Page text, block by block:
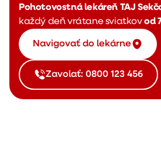
Pohotovostná lekáreň TAJ
každý deň vrátane sviatkovod
Navigovať do lekárne
Zavolať: 0800 123 456